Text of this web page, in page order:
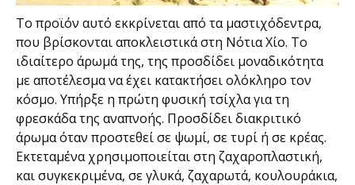
Το προϊόν αυτό εκκρίνεται από τα μαστιχόδεντρα,
που βρίσκονται αποκλειστικά στη Νότια Χίο. Το
ιδιαίτερο άρωμά της, της προσδίδει μοναδικότητα
με αποτέλεσμα να έχει κατακτήσει ολόκληρο τον
κόσμο. Υπήρξε η πρώτη φυσική τσίχλα για τη
φρεσκάδα της αναπνοής. Προσδίδει διακριτικό
άρωμα όταν προστεθεί σε ψωμί, σε τυρί ή σε κρέας.
Εκτεταμένα χρησιμοποιείται στη ζαχαροπλαστική,
και συγκεκριμένα, σε γλυκά, ζαχαρωτά, κουλουράκια,